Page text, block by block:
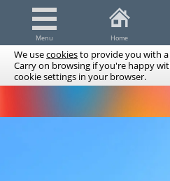
We usecookiesto provide you with
Carry on browsing if you're happy
cookie settings in your browser.
Menu Home
Dubai Tours & Trips Spa &
Airline